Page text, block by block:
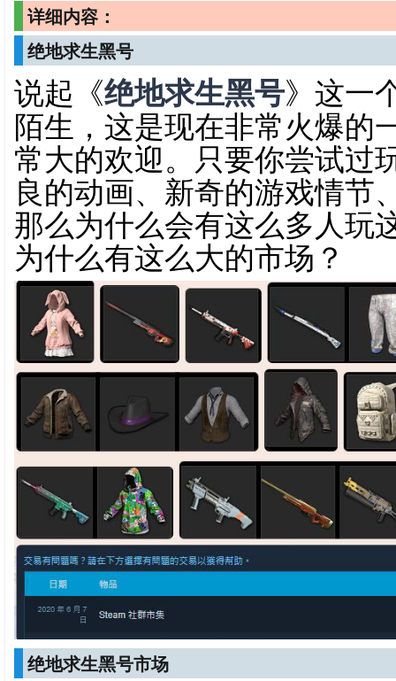
详细内容：
绝地求生黑号
说起《绝地求生黑号》这一
陌生，这是现在非常火爆的
常大的欢迎。只要你尝试过
良的动画、新奇的游戏情节
那么为什么会有这么多人玩
为什么有这么大的市场？
绝地求生黑号市场